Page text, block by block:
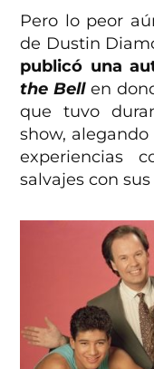
Pero lo peor
de Dustin
publicó una
the Bell en
que tuvo
show,
experiencias
salvajes con